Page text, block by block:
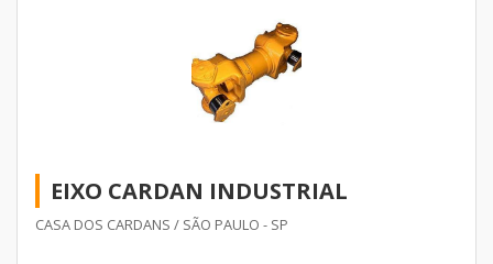
EIXO CARDAN INDUSTRIAL
CASA DOS CARDANS / SÃO PAULO - SP